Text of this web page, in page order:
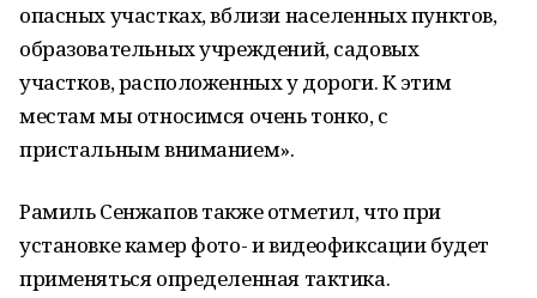
опасных участках, вблизи населенных пунктов,
образовательных учреждений, садовых
участков, расположенных у дороги. К этим
местам мы относимся очень тонко, с
пристальным вниманием».
Рамиль Сенжапов также отметил, что при
установке камер фото- и видеофиксации будет
применяться определенная тактика.